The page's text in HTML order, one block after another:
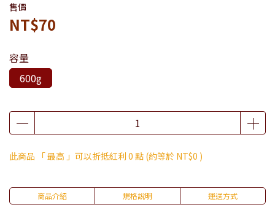
售價
NT$70
容量
600g
此商品 「 最高 」可以折抵紅利 0 點 (約等於 NT$0 )
商品介紹 規格說明 運送方式